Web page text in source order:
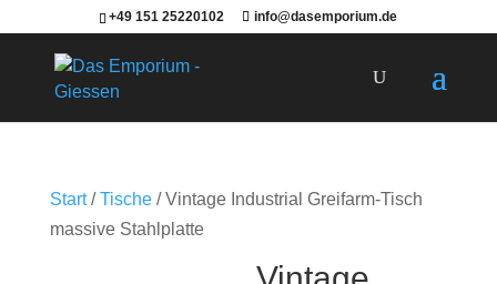
+49 151 25220102 info@dasemporium.de
Start/Tische/ Vintage Industrial Greifarm-Tisch
massive Stahlplatte